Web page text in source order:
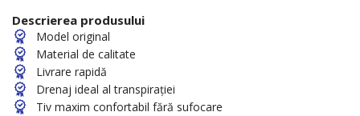
Descrierea produsului
Model original
Material de calitate
Livrare rapidă
Drenaj ideal al transpirației
Tiv maxim confortabil fără sufocare